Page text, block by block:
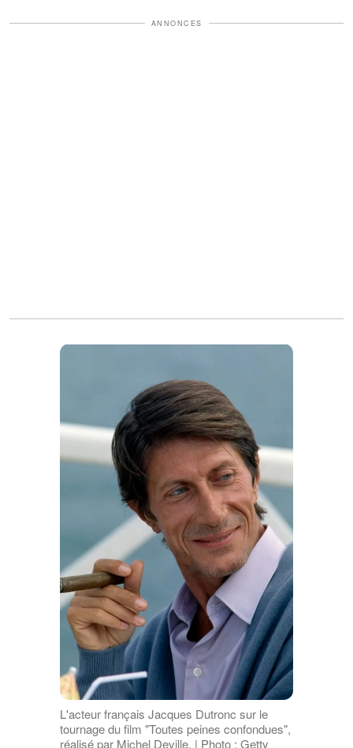
ANNONCES
L'acteur français Jacques Dutronc sur le
tournage du film "Toutes peines confondues",
réalisé par Michel Deville. | Photo : Getty